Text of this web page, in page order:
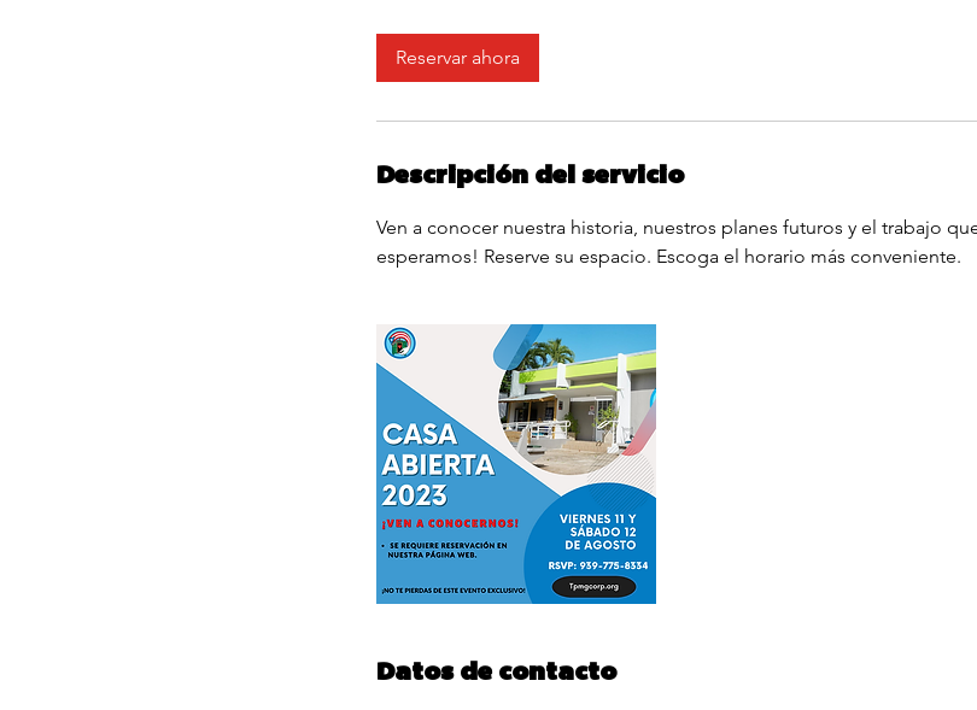
Reservar ahora
Descripción del servicio
Ven a conocer nuestra historia, nuestros planes futuros y el trabajo
esperamos! Reserve su espacio. Escoga el horario más conveniente.
Datos de contacto